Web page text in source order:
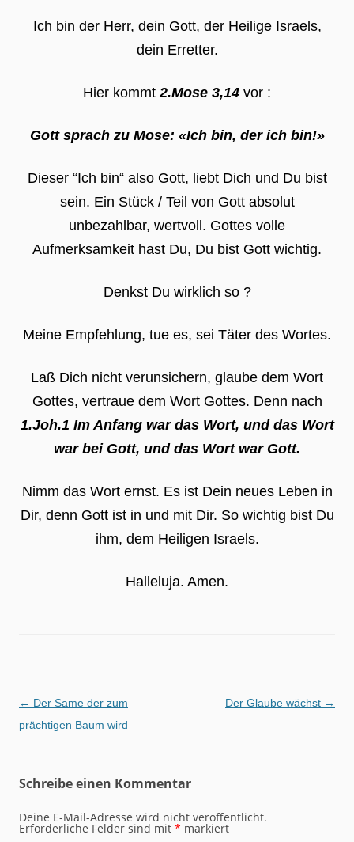
Ich bin der Herr, dein Gott, der Heilige Israels,
dein Erretter.
Hier kommt2.Mose 3,14 vor :
Gott sprach zu Mose: «Ich bin, der ich bin!»
Dieser “Ich bin“ also Gott, liebt Dich und Du bist
sein. Ein Stück / Teil von Gott absolut
unbezahlbar, wertvoll. Gottes volle
Aufmerksamkeit hast Du, Du bist Gott wichtig.
Denkst Du wirklich so ?
Meine Empfehlung, tue es, sei Täter des Wortes.
Laß Dich nicht verunsichern, glaube dem Wort
Gottes, vertraue dem Wort Gottes. Denn nach
1.Joh.1 Im Anfang war das Wort, und das Wort
war bei Gott, und das Wort war Gott.
Nimm das Wort ernst. Es ist Dein neues Leben in
Dir, denn Gott ist in und mit Dir. So wichtig bist Du
ihm, dem Heiligen Israels.
Halleluja. Amen.
Beitragsnavigation
← Der Same der zum
prächtigen Baum wird
Der Glaube wächst →
Schreibe einen Kommentar
Deine E-Mail-Adresse wird nicht veröffentlicht.
Erforderliche Felder sind mit * markiert